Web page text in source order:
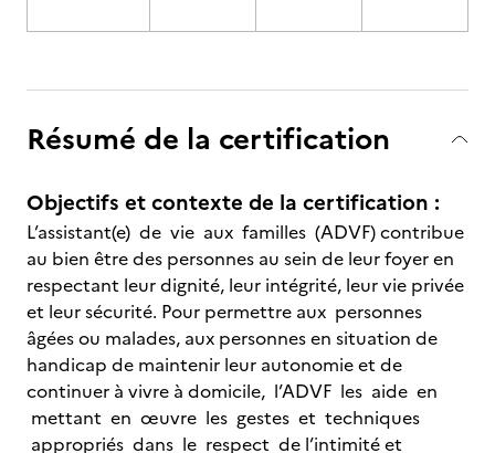
Résumé de la certification
Objectifs et contexte de la certification :
L’assistant(e) de vie aux familles (ADVF) contribue
au bien être des personnes au sein de leur foyer en
respectant leur dignité, leur intégrité, leur vie privée
et leur sécurité. Pour permettre aux personnes
âgées ou malades, aux personnes en situation de
handicap de maintenir leur autonomie et de
continuer à vivre à domicile, l’ADVF les aide en
mettant en œuvre les gestes et techniques
appropriés dans le respect de l’intimité et